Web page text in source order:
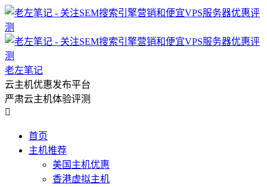
老左笔记
云主机优惠发布平台
严肃云主机体验评测

首页
主机推荐
美国主机优惠
香港虚拟主机